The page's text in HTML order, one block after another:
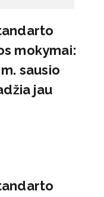
mokymai:
sausio
jau